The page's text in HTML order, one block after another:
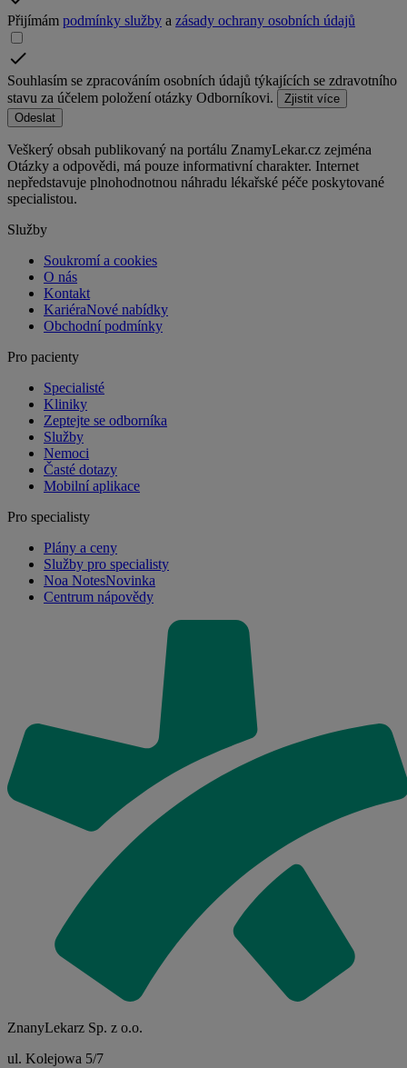
Přijímám podmínky služby a zásady ochrany osobních údajů
Souhlasím se zpracováním osobních údajů týkajících se zdravotního
stavu za účelem položení otázky Odborníkovi.
Zjistit více
Odeslat
Veškerý obsah publikovaný na portálu ZnamyLekar.cz zejména
Otázky a odpovědi, má pouze informativní charakter. Internet
nepředstavuje plnohodnotnou náhradu lékařské péče poskytované
specialistou.
Služby
Soukromí a cookies
O nás
Kontakt
KariéraNové nabídky
Obchodní podmínky
Pro pacienty
Specialisté
Kliniky
Zeptejte se odborníka
Služby
Nemoci
Časté dotazy
Mobilní aplikace
Pro specialisty
Plány a ceny
Služby pro specialisty
Noa NotesNovinka
Centrum nápovědy
ZnanyLekarz Sp. z o.o.
ul. Kolejowa 5/7